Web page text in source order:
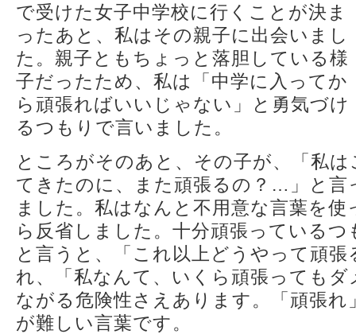
で受けた女子中学校に行くことが決ま
ったあと、私はその親子に出会いまし
た。親子ともちょっと落胆している様
子だったため、私は「中学に入ってか
ら頑張ればいいじゃない」と勇気づけ
るつもりで言いました。
ところがそのあと、その子が、「私
てきたのに、また頑張るの？…」と言
ました。私はなんと不用意な言葉を
ら反省しました。十分頑張っている
と言うと、「これ以上どうやって頑
れ、「私なんて、いくら頑張ってもダ
ながる危険性さえあります。「頑張
が難しい言葉です。